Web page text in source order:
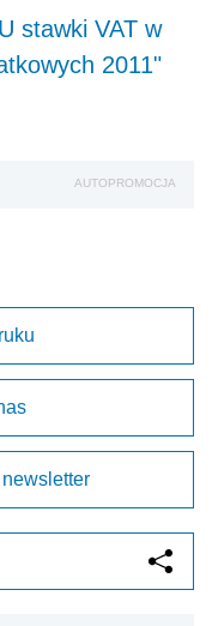
stawki VAT w
2011"
AUTOPROMOCJA